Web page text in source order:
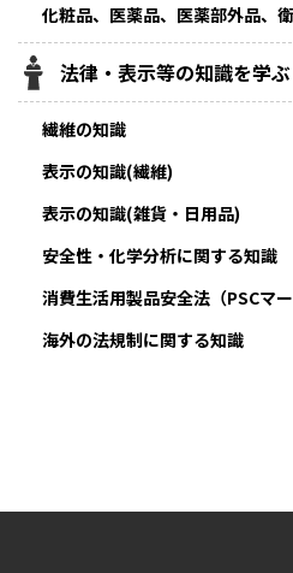
化粧品、医薬品、医薬部外品、
法律・表示等の知識を学ぶ
繊維の知識
表示の知識(繊維)
表示の知識(雑貨・日用品)
安全性・化学分析に関する知識
消費生活用製品安全法（PSCマ
海外の法規制に関する知識